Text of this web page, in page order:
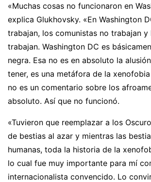
«Muchas cosas no funcionaron en
explica Glukhovsky. «En Washington
trabajan, los comunistas no trabajan y
trabajan. Washington DC es
negra. Esa no es en absoluto la
tener, es una metáfora de la
no es un comentario sobre los
absoluto. Así que no funcionó.
«Tuvieron que reemplazar a los
de bestias al azar y mientras las
humanas, toda la historia de la
lo cual fue muy importante para mí
internacionalista convencido. Lo